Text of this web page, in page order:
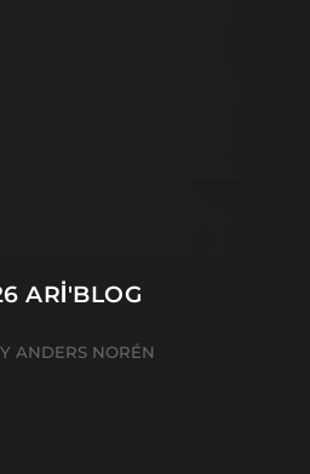
ARI'BLOG
ANDERS NORÉN